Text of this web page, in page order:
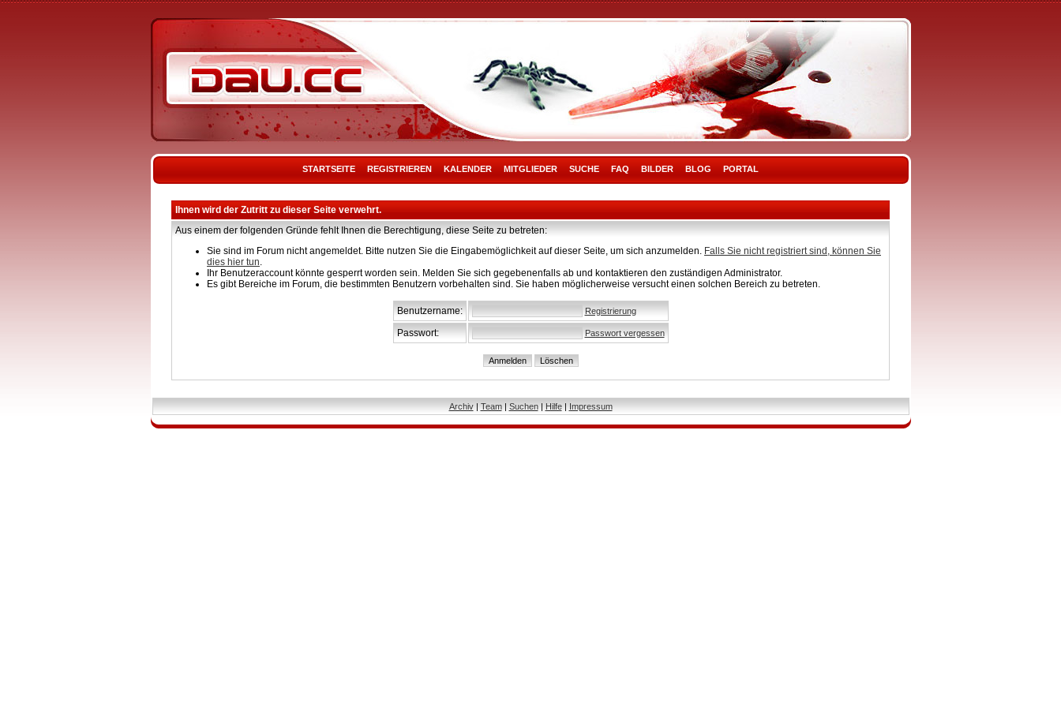
STARTSEITE REGISTRIEREN KALENDER MITGLIEDER SUCHE FAQ BILDER BLOG PORTAL
Ihnen wird der Zutritt zu dieser Seite verwehrt.
Aus einem der folgenden Gründe fehlt Ihnen die Berechtigung, diese Seite zu betreten:
Sie sind im Forum nicht angemeldet. Bitte nutzen Sie die Eingabemöglichkeit auf dieser Seite, um sich anzumelden. Falls Sie nicht registriert sind, können Sie
dies hier tun.
Ihr Benutzeraccount könnte gesperrt worden sein. Melden Sie sich gegebenenfalls ab und kontaktieren den zuständigen Administrator.
Es gibt Bereiche im Forum, die bestimmten Benutzern vorbehalten sind. Sie haben möglicherweise versucht einen solchen Bereich zu betreten.
Benutzername: Registrierung
Passwort: Passwort vergessen
Archiv| Team| Suchen| Hilfe| Impressum